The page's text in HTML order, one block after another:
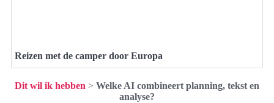
Reizen met de camper door Europa
Dit wil ik hebben > Welke AI combineert planning, tekst en
analyse?